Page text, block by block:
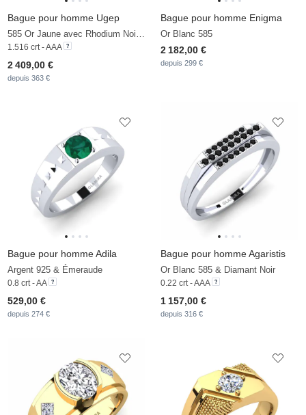
Bague pour homme Ugep
585 Or Jaune avec Rhodium Noir & Diamant Noir
1.516 crt - AAA
2 409,00 €
depuis 363 €
Bague pour homme Enigma
Or Blanc 585
2 182,00 €
depuis 299 €
Bague pour homme Adila
Argent 925 & Émeraude
0.8 crt - AA
529,00 €
depuis 274 €
Bague pour homme Agaristis
Or Blanc 585 & Diamant Noir
0.22 crt - AAA
1 157,00 €
depuis 316 €